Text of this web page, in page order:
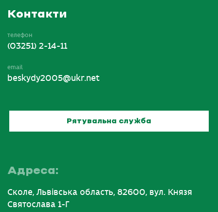
Контакти
телефон
(03251) 2-14-11
email
beskydy2005@ukr.net
Рятувальна служба
Адреса:
Сколе, Львівська область, 82600, вул. Князя
Святослава 1-Г